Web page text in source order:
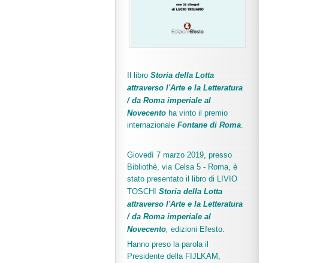
Il libro Storia della Lotta
attraverso l'Arte e la Letteratura
/ da Roma imperiale al
Novecento ha vinto il premio
internazionale Fontane di Roma.
Giovedì 7 marzo 2019, presso
Bibliothè, via Celsa 5 - Roma, è
stato presentato il libro di LIVIO
TOSCHI Storia della Lotta
attraverso l'Arte e la Letteratura
/ da Roma imperiale al
Novecento, edizioni Efesto.
Hanno preso la parola il
Presidente della FIJLKAM,